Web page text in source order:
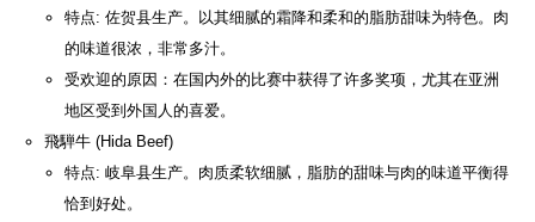
特点: 佐贺县生产。以其细腻的霜降和柔和的脂肪甜味为特色。肉
的味道很浓，非常多汁。
受欢迎的原因：在国内外的比赛中获得了许多奖项，尤其在亚洲
地区受到外国人的喜爱。
飛騨牛 (Hida Beef)
特点: 岐阜县生产。肉质柔软细腻，脂肪的甜味与肉的味道平衡得
恰到好处。